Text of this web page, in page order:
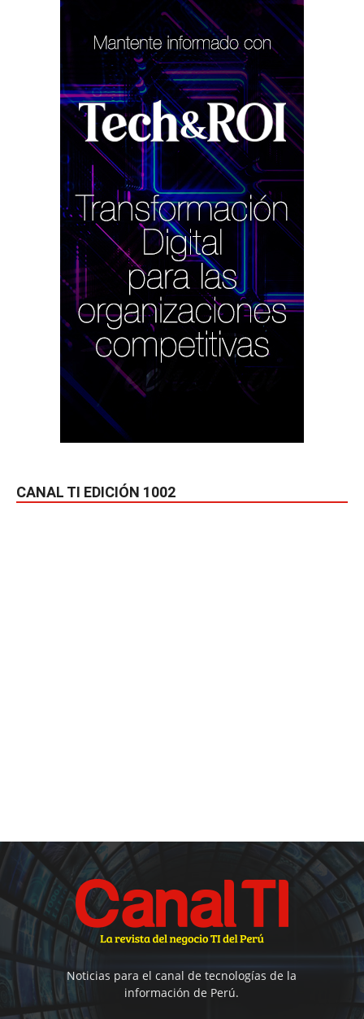
CANAL TI EDICIÓN 1002
Noticias para el canal de tecnologías de la
información de Perú.